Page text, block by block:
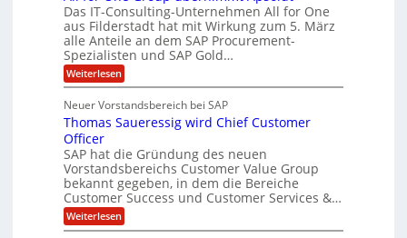
e
i
F
S
a
l
i
s
t
J
u
i
a
H
u
b
n
e
n
n
t
C
T
O
V
P
S
a
l
e
c
u
r
i
t
y
y
s
e
m
S
t
e
l
l
Das IT-Consulting-Unternehmen All for One
aus Filderstadt hat mit Wirkung zum 5. März
alle Anteile an dem SAP Procurement-
Spezialisten und SAP Gold…
Weiterlesen:
A
l
f
r
O
n
e
G
r
o
Neuer Vorstandsbereich bei SAP
Thomas Saueressig wird Chief Customer
Officer
SAP hat die Gründung des neuen
Vorstandsbereichs Customer Value Group
bekannt gegeben, in dem die Bereiche
Customer Success und Customer Services &…
Weiterlesen:
T